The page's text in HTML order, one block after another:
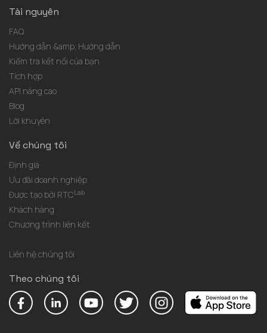
Tài nguyên
FAQ
Hướng dẫn &amp; Hướng dẫn
Kiểm tra kết nối của bạn
Tích hợp
API nâng cao
Blog
Lời khuyên
Về chúng tôi
Định giá
Ưu đãi doanh nghiệp
Được tạo bởi RTCLab
Khách hàng
Chương trình liên kết
Liên hệ chúng tôi
Theo chúng tôi